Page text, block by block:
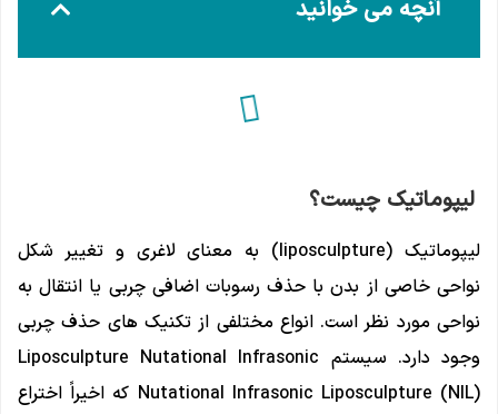
آنچه می خوانید
لیپوماتیک چیست؟
لیپوماتیک (liposculpture) به معنای لاغری و تغییر شکل
نواحی خاصی از بدن با حذف رسوبات اضافی چربی یا انتقال به
نواحی مورد نظر است. انواع مختلفی از تکنیک های حذف چربی
وجود دارد. سیستم Liposculpture Nutational Infrasonic
Nutational Infrasonic Liposculpture (NIL) که اخیراً اختراع